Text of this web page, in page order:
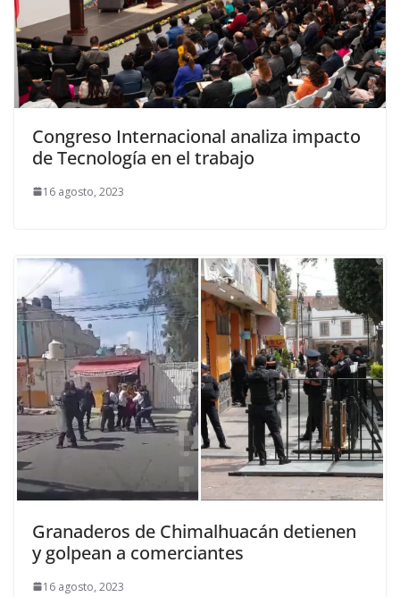
Congreso Internacional analiza impacto
de Tecnología en el trabajo
16 agosto, 2023
Granaderos de Chimalhuacán detienen
y golpean a comerciantes
16 agosto, 2023